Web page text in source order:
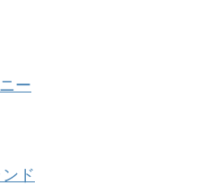
ー
ド